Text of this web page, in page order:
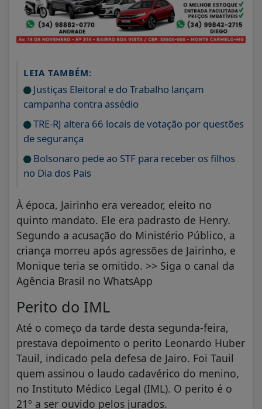
LEIA TAMBÉM:
Justiças Eleitoral e do Trabalho lançam
campanha contra assédio
TRE-RJ altera 66 locais de votação por questões
de segurança
Bolsonaro pede ao STF para receber os filhos
no Dia dos Pais
À época, Jairinho era vereador, eleito no
quinto mandato. Ele era padrasto de Henry.
Segundo a acusação do Ministério Público, a
criança morreu após agressões de Jairinho, e
Monique teria se omitido. >> Siga o canal da
Agência Brasil no WhatsApp
Perito do IML
Até o começo da tarde desta segunda-feira,
prestava depoimento o perito Leonardo Huber
Tauil, indicado pela defesa de Jairo. Foi Tauil
quem assinou o laudo cadavérico do menino,
no Instituto Médico Legal (IML). O perito é o
21º a ser ouvido pelos jurados.